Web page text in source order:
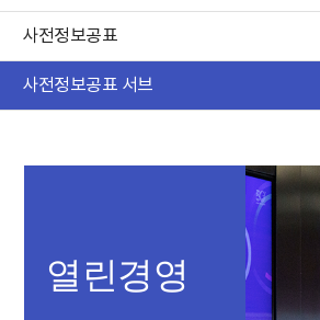
사전정보공표
사전정보공표 서브
열린경영